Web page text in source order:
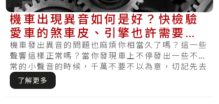
機車出現異音如何是好？快檢驗
愛車的煞車皮、引擎也許需要維
修！
機車發出異音的問題也麻煩你相當久了嗎？這一些
聲響這樣正常嗎？當你發現車上不停發出一些不正
常的小聲音的時候，千萬不要不以為意，切記先去
機車.....
了解更多